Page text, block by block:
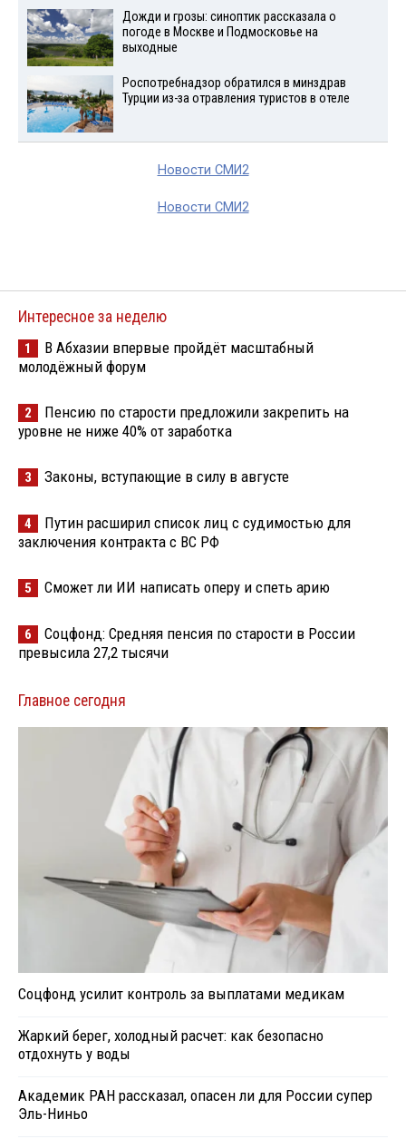
Дожди и грозы: синоптик рассказала о
погоде в Москве и Подмосковье на
выходные
Роспотребнадзор обратился в минздрав
Турции из-за отравления туристов в отеле
Новости СМИ2
Новости СМИ2
Интересное за неделю
1
В Абхазии впервые пройдёт масштабный
молодёжный форум
2
Пенсию по старости предложили закрепить на
уровне не ниже 40% от заработка
3 Законы, вступающие в силу в августе
4
Путин расширил список лиц с судимостью для
заключения контракта с ВС РФ
5 Сможет ли ИИ написать оперу и спеть арию
6
Соцфонд: Средняя пенсия по старости в России
превысила 27,2 тысячи
Главное сегодня
Соцфонд усилит контроль за выплатами медикам
Жаркий берег, холодный расчет: как безопасно
отдохнуть у воды
Академик РАН рассказал, опасен ли для России супер
Эль-Ниньо